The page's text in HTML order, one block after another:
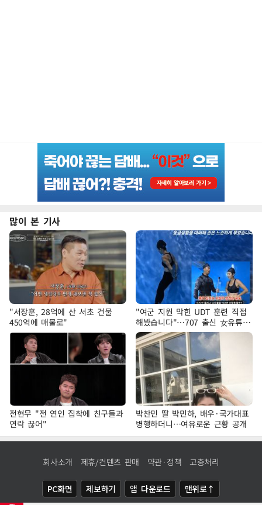
많이 본 기사
"서장훈, 28억에 산 서초 건물
450억에 매물로"
"여군 지원 막힌 UDT 훈련 직접
해봤습니다"…707 출신 女유튜버
'완벽 소화'
전현무 "전 연인 집착에 친구들과
연락 끊어"
박찬민 딸 박민하, 배우·국가대표
병행하더니…여유로운 근황 공개
회사소개 제휴/컨텐츠 판매 약관·정책 고충처리
PC화면 제보하기 앱 다운로드 맨위로↑